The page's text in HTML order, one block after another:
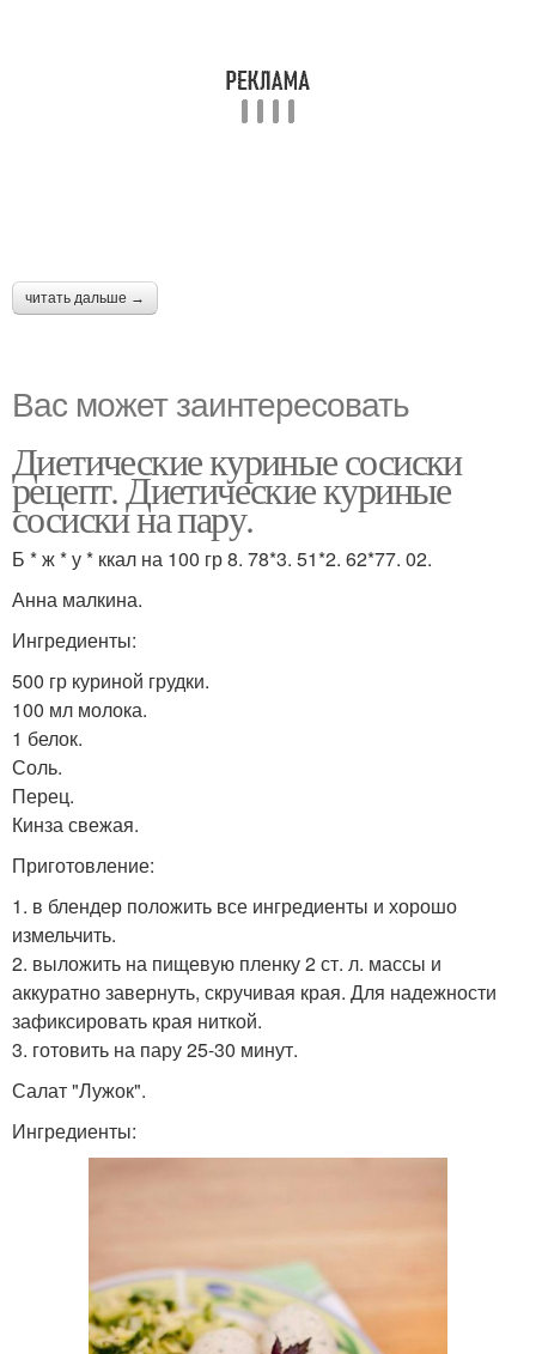
читать дальше →
Вас может заинтересовать
Диетические куриные сосиски
рецепт. Диетические куриные
сосиски на пару.
Б * ж * у * ккал на 100 гр 8. 78*3. 51*2. 62*77. 02.
Анна малкина.
Ингредиенты:
500 гр куриной грудки.
100 мл молока.
1 белок.
Соль.
Перец.
Кинза свежая.
Приготовление:
1. в блендер положить все ингредиенты и хорошо
измельчить.
2. выложить на пищевую пленку 2 ст. л. массы и
аккуратно завернуть, скручивая края. Для надежности
зафиксировать края ниткой.
3. готовить на пару 25-30 минут.
Салат "Лужок".
Ингредиенты: